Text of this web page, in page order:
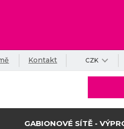
Kontakt CZK
GABIONOVÉ SÍTĚ -